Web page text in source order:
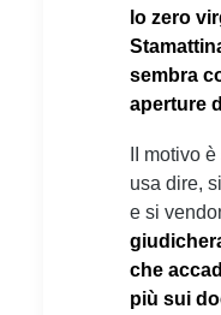
lo zero
sembra
aperture
II motivo
usa dire,
e si
che
più sui